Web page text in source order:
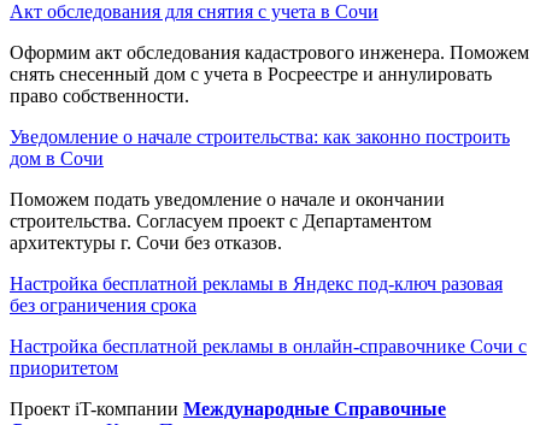
Акт обследования для снятия с учета в Сочи
Оформим акт обследования кадастрового инженера. Поможем
снять снесенный дом с учета в Росреестре и аннулировать
право собственности.
Уведомление о начале строительства: как законно построить
дом в Сочи
Поможем подать уведомление о начале и окончании
строительства. Согласуем проект с Департаментом
архитектуры г. Сочи без отказов.
Настройка бесплатной рекламы в Яндекс под-ключ разовая
без ограничения срока
Настройка бесплатной рекламы в онлайн-справочнике Сочи с
приоритетом
Проект iT-компании Международные Справочные